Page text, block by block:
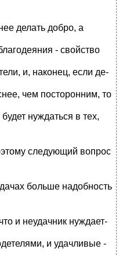
делать добро, а
- свойство
и, наконец, если де-
чем посторонним, то
нуждаться в тех,
следующий вопрос
больше надобность
и неудачник нуждает-
и удачливые -